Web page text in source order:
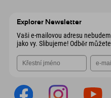
Explorer Newsletter
Vaši e-mailovou adresu
jako vy. Slibujeme! Odběr